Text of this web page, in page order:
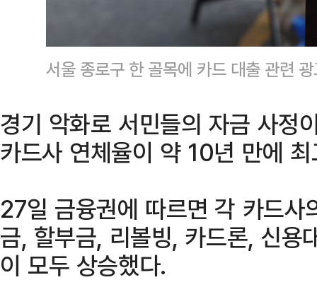
서울 종로구 한 골목에 카드 대출 관련
경기 악화로 서민들의 자금 사정
카드사 연체율이 약 10년 만에
27일 금융권에 따르면 각 카드
금, 할부금, 리볼빙, 카드론, 신용
이 모두 상승했다.